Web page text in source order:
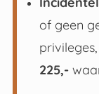
of geen
225,-